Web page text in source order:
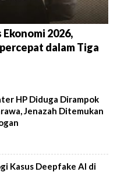
2026,
dalam Tiga
HP Diduga Dirampok
Jenazah Ditemukan
Kasus Deepfake AI di